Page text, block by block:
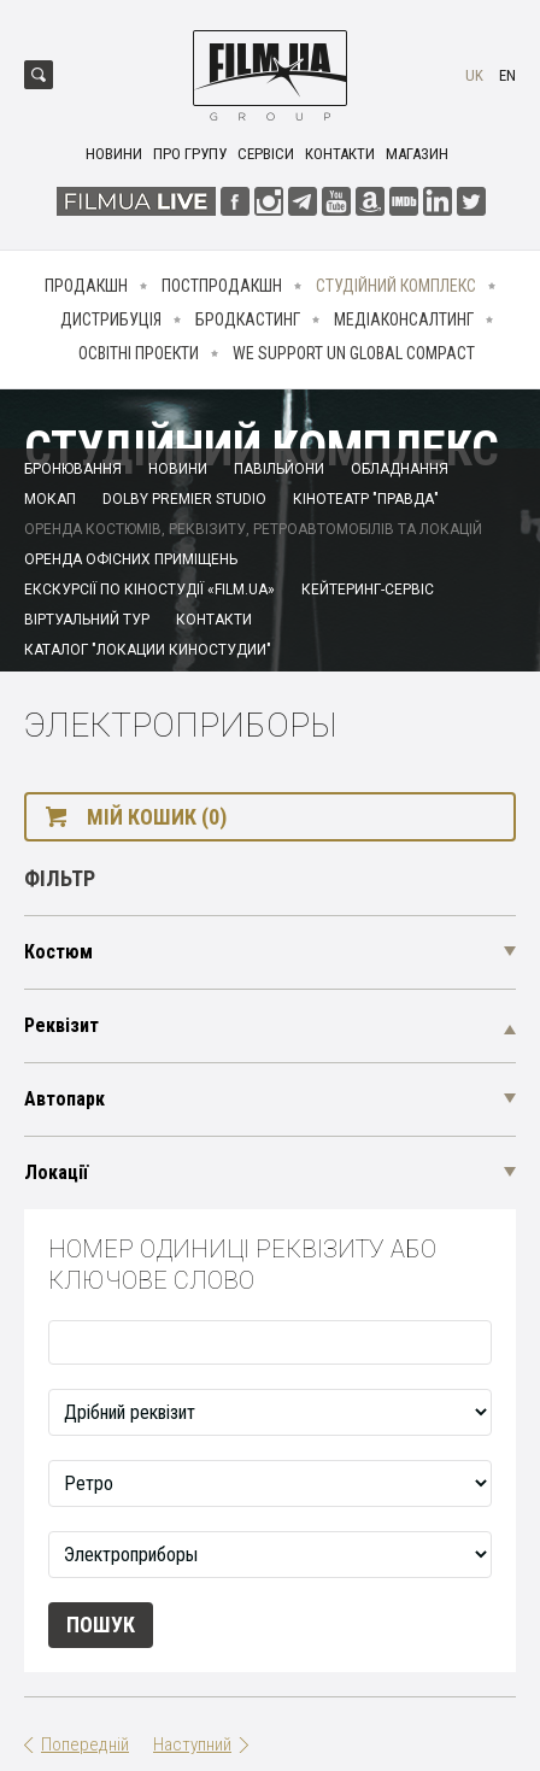
НОВИНИ ПРО ГРУПУ СЕРВІСИ КОНТАКТИ МАГАЗИН
UK EN
ПРОДАКШН ПОСТПРОДАКШН
СТУДІЙНИЙ КОМПЛЕКС
ДИСТРИБУЦІЯ
БРОДКАСТИНГ
МЕДІАКОНСАЛТИНГ
ОСВІТНІ ПРОЕКТИ
WE SUPPORT UN GLOBAL COMPACT
СТУДІЙНИЙ КОМПЛЕКС
БРОНЮВАННЯ НОВИНИ ПАВІЛЬЙОНИ
ОБЛАДНАННЯ
МОКАП
DOLBY PREMIER STUDIO
КІНОТЕАТР "ПРАВДА"
ОРЕНДА КОСТЮМІВ, РЕКВІЗИТУ, РЕТРОАВТОМОБІЛІВ ТА ЛОКАЦІЙ
ОРЕНДА ОФІСНИХ ПРИМІЩЕНЬ
ЕКСКУРСІЇ ПО КІНОСТУДІЇ «FILM.UA»
КЕЙТЕРИНГ-СЕРВІС
ВІРТУАЛЬНИЙ ТУР
КОНТАКТИ
КАТАЛОГ "ЛОКАЦИИ КИНОСТУДИИ"
ЭЛЕКТРОПРИБОРЫ
МІЙ КОШИК (0)
ФІЛЬТР
Костюм
Реквізит
Автопарк
Локації
НОМЕР ОДИНИЦІ РЕКВІЗИТУ АБО
КЛЮЧОВЕ СЛОВО
Попередній Наступний